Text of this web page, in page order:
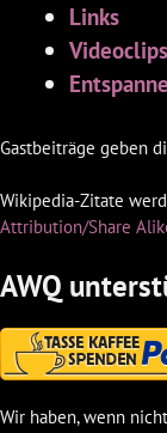
Links
Videoclips
Gastbeiträge geben
Wikipedia-Zitate
Attribution/Share
AWQ
Wir haben, wenn